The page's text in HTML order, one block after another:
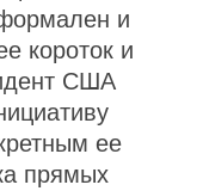
и
короток и
США
ее
прямых